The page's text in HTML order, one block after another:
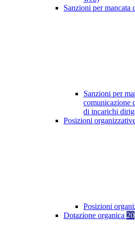
Sanzioni per mancata
Sanzioni per
comunicazione
di incarichi
Posizioni
Posizioni
Dotazione organica 20